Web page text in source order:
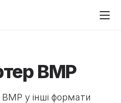
BMP
у інші формати